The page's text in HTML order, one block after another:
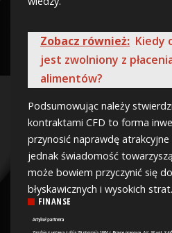
Zobacz również: Kiedy
jest zwolniony z
alimentów?
Podsumowując należy
kontraktami CFD to forma
przynosić naprawdę
jednak świadomość
może bowiem przyczynić się
błyskawicznych i wysokich strat.
FINANSE